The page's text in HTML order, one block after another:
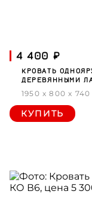
4 400 ₽
КРОВАТЬ
ДЕРЕВЯННЫМИ
1950 x 800 x
КУПИТЬ